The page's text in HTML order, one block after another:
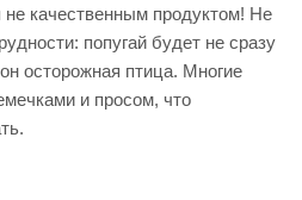
не качественным продуктом! Не
попугай будет не сразу
осторожная птица. Многие
и просом, что